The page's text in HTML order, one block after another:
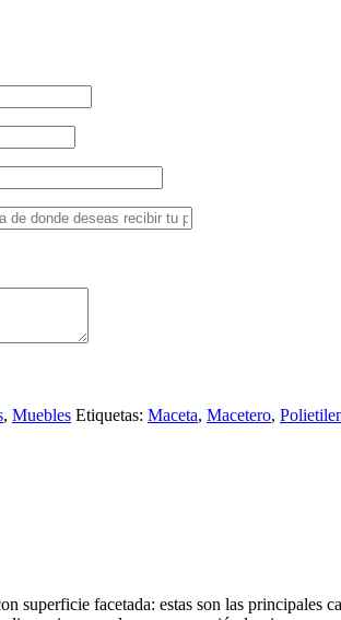
, Muebles Etiquetas: Maceta, Macetero,
superficie facetada: estas son las